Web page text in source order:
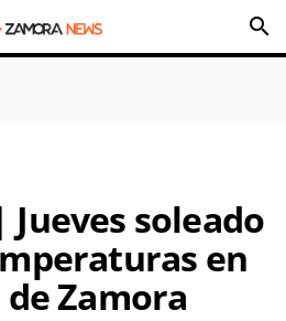
search
Jueves soleado
en
Zamora